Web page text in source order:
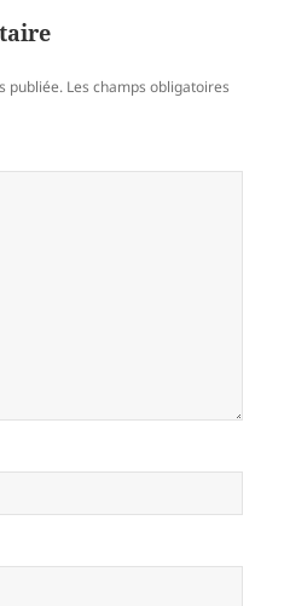
publiée. Les champs obligatoires